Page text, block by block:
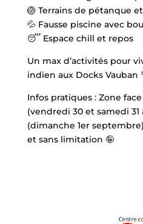
🏐 Terrains de pétanque
💦 Fausse piscine avec
😴 Espace chill et repos
Un max d’activités pour
indien aux Docks Vauban
Infos pratiques : Zone
(vendredi 30 et samedi 31
(dimanche 1er
et sans limitation 🤪